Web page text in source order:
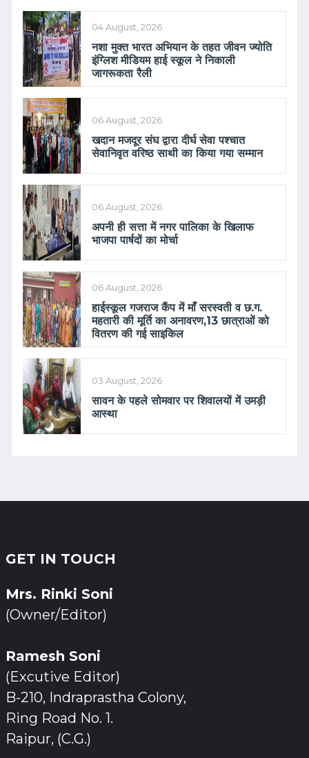
04 August, 2026
नशा मुक्त भारत अभियान के तहत जीवन ज्योति
इंग्लिश मीडियम हाई स्कूल ने निकाली
जागरूकता रैली
06 August, 2026
खदान मजदूर संघ द्वारा दीर्घ सेवा पश्चात
सेवानिवृत वरिष्ठ साथी का किया गया सम्मान
06 August, 2026
अपनी ही सत्ता में नगर पालिका के खिलाफ
भाजपा पार्षदों का मोर्चा
06 August, 2026
हाईस्कूल गजराज कैंप में माँ सरस्वती व छ.ग.
महतारी की मूर्ति का अनावरण,13 छात्राओं को
वितरण की गई साइकिल
03 August, 2026
सावन के पहले सोमवार पर शिवालयों में उमड़ी
आस्था
GET IN TOUCH
Mrs. Rinki Soni
(Owner/Editor)
Ramesh Soni
(Excutive Editor)
B-210, Indraprastha Colony,
Ring Road No. 1.
Raipur, (C.G.)